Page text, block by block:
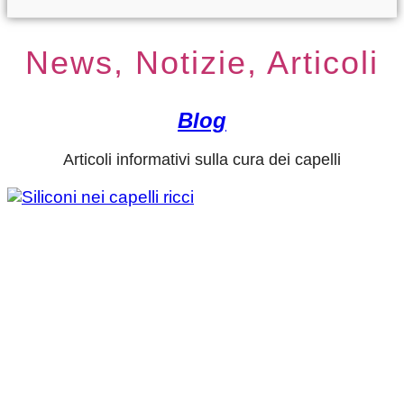
News, Notizie, Articoli
Blog
Articoli informativi sulla cura dei capelli